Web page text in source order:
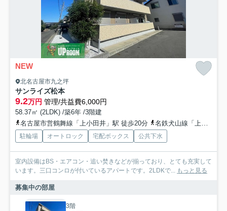
NEW
北名古屋市九之坪
サンライズ松本
9.2万円 管理/共益費6,000円
58.37㎡ (2LDK) /築6年 /3階建
名古屋市営鶴舞線「上小田井」駅 徒歩20分
名鉄犬山線「上小田井」駅 徒歩20分
駐輪場 オートロック 宅配ボックス 公共下水
室内設備はBS・エアコン・追い焚きなどが揃っており、とても充実して
います。三口コンロが付いているアパートです。2LDKで... もっと見る
募集中の部屋
3階